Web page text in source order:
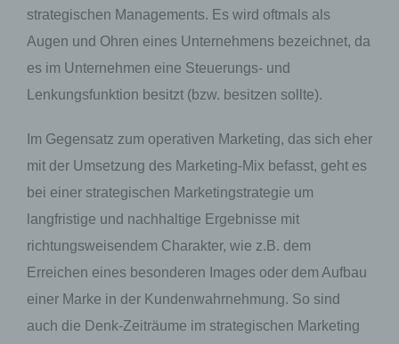
strategischen Managements. Es wird oftmals als
Augen und Ohren eines Unternehmens bezeichnet, da
es im Unternehmen eine Steuerungs- und
Lenkungsfunktion besitzt (bzw. besitzen sollte).
Im Gegensatz zum operativen Marketing, das sich eher
mit der Umsetzung des Marketing-Mix befasst, geht es
bei einer strategischen Marketingstrategie um
langfristige und nachhaltige Ergebnisse mit
richtungsweisendem Charakter, wie z.B. dem
Erreichen eines besonderen Images oder dem Aufbau
einer Marke in der Kundenwahrnehmung. So sind
auch die Denk-Zeiträume im strategischen Marketing